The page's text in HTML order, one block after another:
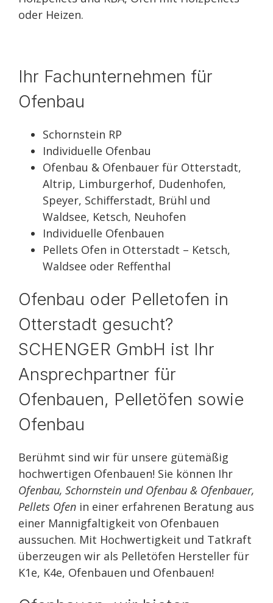
oder Heizen.
Ihr Fachunternehmen für
Ofenbau
Schornstein RP
Individuelle Ofenbau
Ofenbau & Ofenbauer für Otterstadt,
Altrip, Limburgerhof, Dudenhofen,
Speyer, Schifferstadt, Brühl und
Waldsee, Ketsch, Neuhofen
Individuelle Ofenbauen
Pellets Ofen in Otterstadt – Ketsch,
Waldsee oder Reffenthal
Ofenbau oder Pelletofen in
Otterstadt gesucht?
SCHENGER GmbH ist Ihr
Ansprechpartner für
Ofenbauen, Pelletöfen sowie
Ofenbau
Berühmt sind wir für unsere gütemäßig
hochwertigen Ofenbauen! Sie können Ihr
Ofenbau, Schornstein und Ofenbau & Ofenbauer,
Pellets Ofen in einer erfahrenen Beratung aus
einer Mannigfaltigkeit von Ofenbauen
aussuchen. Mit Hochwertigkeit und Tatkraft
überzeugen wir als Pelletöfen Hersteller für
K1e, K4e, Ofenbauen und Ofenbauen!